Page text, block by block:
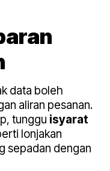
data boleh
aliran pesanan.
tunggu isyarat
lonjakan
sepadan dengan